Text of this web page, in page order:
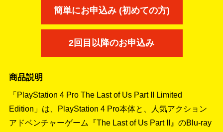
簡単にお申込み (初めての方)
2回目以降のお申込み
商品説明
「PlayStation 4 Pro The Last of Us Part II Limited
Edition」は、PlayStation 4 Pro本体と、人気アクション
アドベンチャーゲーム『The Last of Us Part II』のBlu-ray